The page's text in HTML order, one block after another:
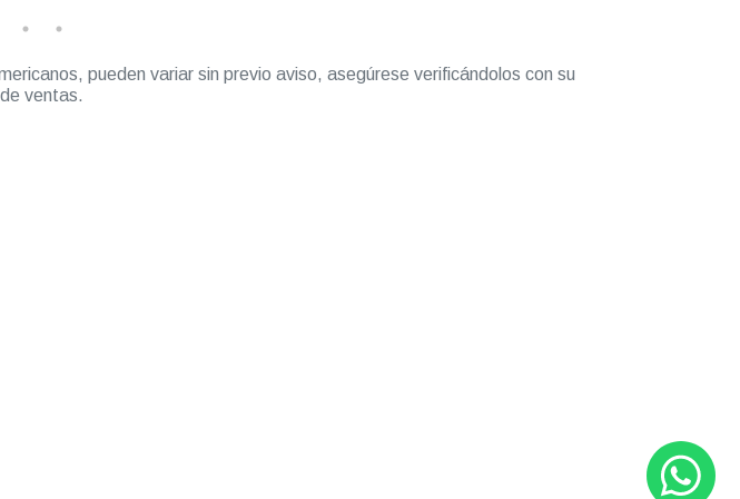
pueden variar sin previo aviso, asegúrese verificándolos con su
ventas.